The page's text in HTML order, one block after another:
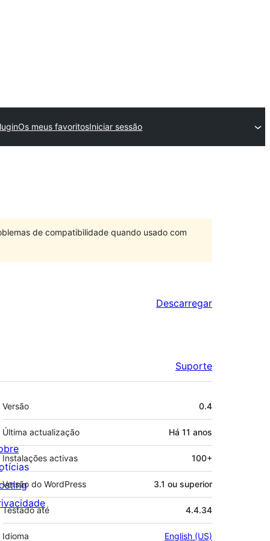
Os meus favoritosIniciar sessão
de compatibilidade quando usado com
Descarregar
Suporte
Metadados
Versão 0.4
Última actualização Há 11 anos
Instalações activas 100+
Versão do WordPress 3.1 ou superior
Testado até 4.4.34
Idioma English (US)